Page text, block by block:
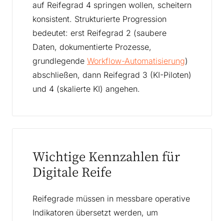
auf Reifegrad 4 springen wollen, scheitern
konsistent. Strukturierte Progression
bedeutet: erst Reifegrad 2 (saubere
Daten, dokumentierte Prozesse,
grundlegende Workflow-Automatisierung)
abschließen, dann Reifegrad 3 (KI-Piloten)
und 4 (skalierte KI) angehen.
Wichtige Kennzahlen für
Digitale Reife
Reifegrade müssen in messbare operative
Indikatoren übersetzt werden, um